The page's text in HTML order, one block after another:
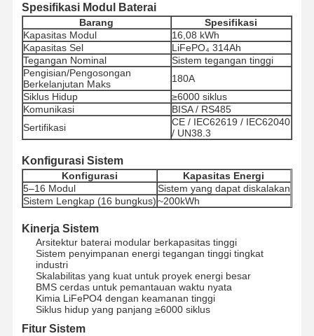
Sistem Manajemen Energi Rumah
Spesifikasi Modul Baterai
Barang
Spesifikasi
Kapasitas Modul
16,08 kWh
Kapasitas Sel
LiFePO₄ 314Ah
Tegangan Nominal
Sistem tegangan tinggi
Pengisian/Pengosongan
Berkelanjutan Maks
180A
Siklus Hidup
≥6000 siklus
Komunikasi
BISA / RS485
Sertifikasi
CE / IEC62619 / IEC62040
/ UN38.3
Konfigurasi Sistem
Konfigurasi
Kapasitas Energi
5–16 Modul
Sistem yang dapat diskalakan
Sistem Lengkap (16 bungkus)~200kWh
Kinerja Sistem
Arsitektur baterai modular berkapasitas tinggi
Sistem penyimpanan energi tegangan tinggi tingkat
industri
Skalabilitas yang kuat untuk proyek energi besar
BMS cerdas untuk pemantauan waktu nyata
Kimia LiFePO4 dengan keamanan tinggi
Siklus hidup yang panjang ≥6000 siklus
Fitur Sistem